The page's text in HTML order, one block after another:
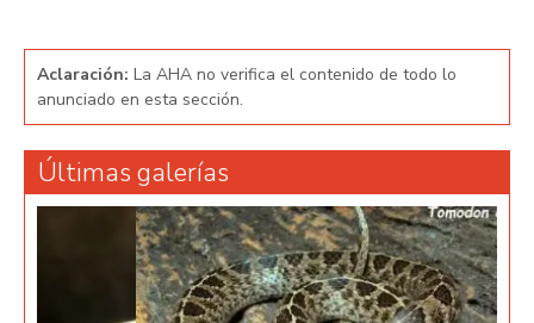
Aclaración: La AHA no verifica el contenido de todo lo
anunciado en esta sección.
Últimas galerías